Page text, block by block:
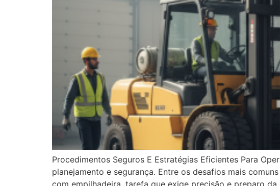
Procedimentos Seguros E Estratégias Eficientes Para
planejamento e segurança. Entre os desafios mais
com empilhadeira, tarefa que exige precisão e preparo